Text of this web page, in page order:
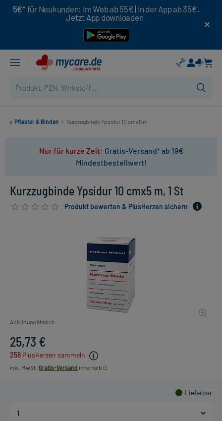
5€* für Neukunden: Im Web ab 55€ | In der App ab 35€.
Jetzt App downloaden
Pflaster & Binden / Kurzzugbinde Ypsidur 10 cmx5 m
Nur für kurze Zeit: Gratis-Versand* ab 19€
Mindestbestellwert!
Kurzzugbinde Ypsidur 10 cmx5 m, 1 St
Produkt bewerten & PlusHerzen sichern
Abbildung ähnlich
25,73 €
258 PlusHerzen sammeln
inkl. MwSt. Gratis-Versand innerhalb D.
Lieferbar